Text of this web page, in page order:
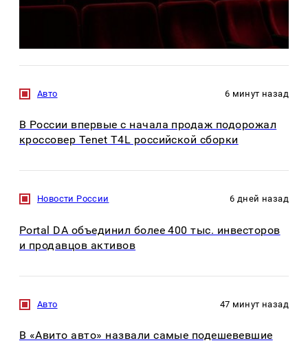
Авто 6 минут назад
В России впервые с начала продаж подорожал
кроссовер Tenet T4L российской сборки
Новости России 6 дней назад
Portal DA объединил более 400 тыс. инвесторов
и продавцов активов
Авто 47 минут назад
В «Авито авто» назвали самые подешевевшие